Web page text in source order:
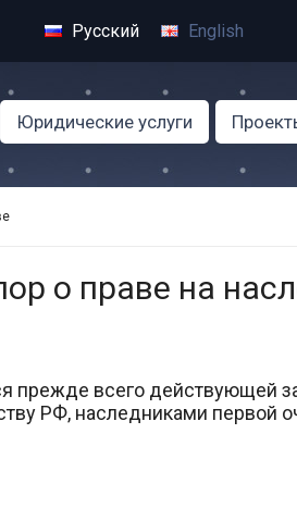
Русский English
Юридические услуги
о праве на
прежде всего действующей
РФ, наследниками первой